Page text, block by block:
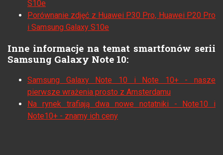
S10e
Porównanie zdjęć z Huawei P30 Pro, Huawei P20 Pro
i Samsung Galaxy S10e
Inne informacje na temat smartfonów serii
Samsung Galaxy Note 10:
Samsung Galaxy Note 10 i Note 10+ - nasze
pierwsze wrażenia prosto z Amsterdamu
Na rynek trafiają dwa nowe notatniki - Note10 i
Note10+ - znamy ich ceny